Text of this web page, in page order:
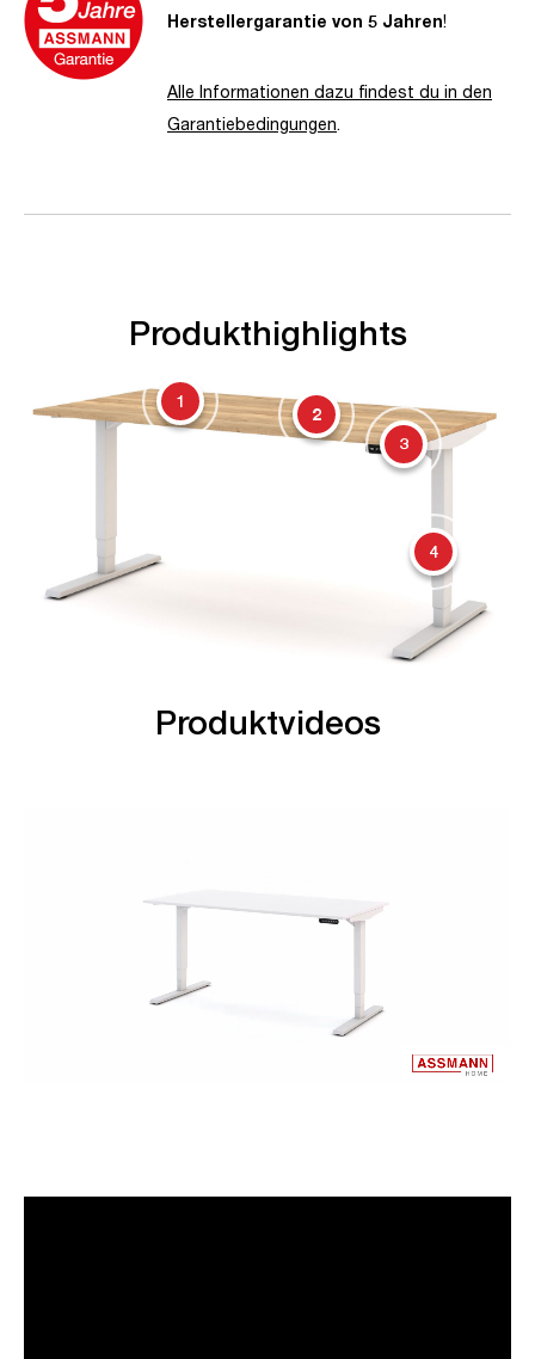
Herstellergarantie von 5 Jahren!
Alle Informationen dazu findest du in den
Garantiebedingungen.
Produkthighlights
1
2
3
4
Produktvideos